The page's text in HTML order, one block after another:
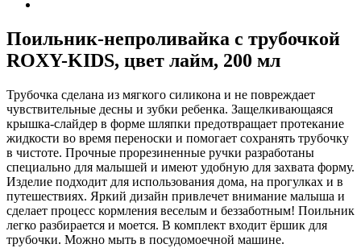
Поильник-непроливайка с трубочкой
ROXY-KIDS, цвет лайм, 200 мл
Трубочка сделана из мягкого силикона и не повреждает
чувствительные десны и зубки ребенка. Защелкивающаяся
крышка-слайдер в форме шляпки предотвращает протекание
жидкости во время переноски и помогает сохранять трубочку
в чистоте. Прочные прорезиненные ручки разработаны
специально для малышей и имеют удобную для захвата форму.
Изделие подходит для использования дома, на прогулках и в
путешествиях. Яркий дизайн привлечет внимание малыша и
сделает процесс кормления веселым и беззаботным! Поильник
легко разбирается и моется. В комплект входит ёршик для
трубочки. Можно мыть в посудомоечной машине.